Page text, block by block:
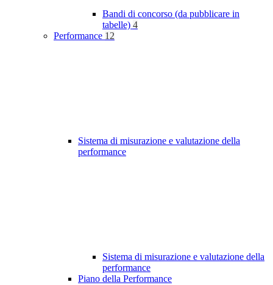
Bandi di concorso (da pubblicare in
tabelle) 4
Performance 12
Sistema di misurazione e valutazione della
performance
Sistema di misurazione e valutazione della
performance
Piano della Performance